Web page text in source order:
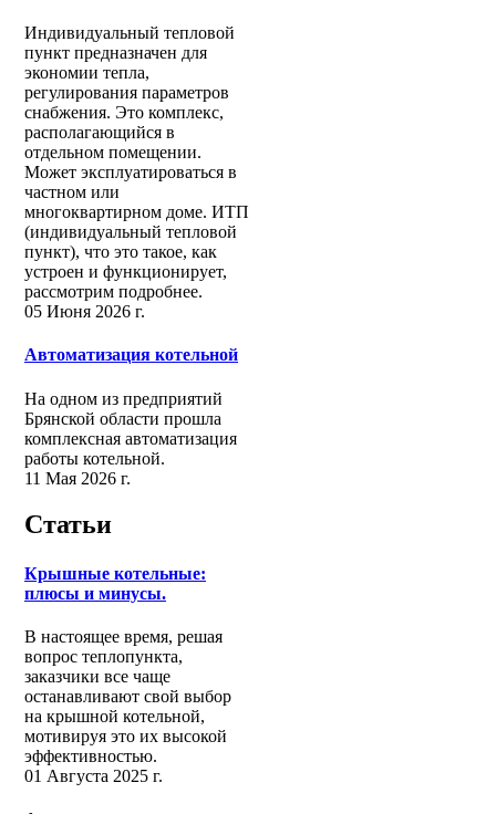
Индивидуальный тепловой
пункт предназначен для
экономии тепла,
регулирования параметров
снабжения. Это комплекс,
располагающийся в
отдельном помещении.
Может эксплуатироваться в
частном или
многоквартирном доме. ИТП
(индивидуальный тепловой
пункт), что это такое, как
устроен и функционирует,
рассмотрим подробнее.
05 Июня 2026 г.
Автоматизация котельной
На одном из предприятий
Брянской области прошла
комплексная автоматизация
работы котельной.
11 Мая 2026 г.
Статьи
Крышные котельные:
плюсы и минусы.
В настоящее время, решая
вопрос теплопункта,
заказчики все чаще
останавливают свой выбор
на крышной котельной,
мотивируя это их высокой
эффективностью.
01 Августа 2025 г.